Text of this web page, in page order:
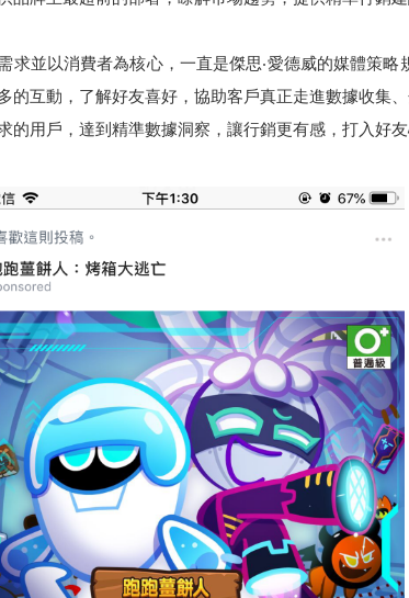
求並以消費者為核心，一直是傑思‧愛德威的媒體策
的互動，了解好友喜好，協助客戶真正走進數據收集
的用戶，達到精準數據洞察，讓行銷更有感，打入好友